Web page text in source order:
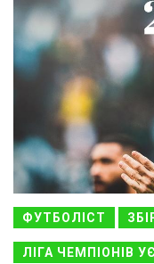
ФУТБОЛІСТ
ЛІГА ЧЕМПІОНІВ